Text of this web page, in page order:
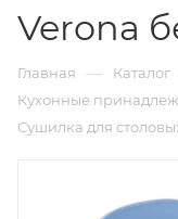
Verona
Главная — Каталог
Кухонные
Сушилка для